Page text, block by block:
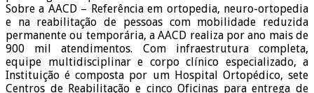
Sobre a AACD – Referência em ortopedia, neuro-ortopedia
e na reabilitação de pessoas com mobilidade reduzida
permanente ou temporária, a AACD realiza por ano mais de
900 mil atendimentos. Com infraestrutura completa,
equipe multidisciplinar e corpo clínico especializado, a
Instituição é composta por um Hospital Ortopédico, sete
Centros de Reabilitação e cinco Oficinas para entrega de